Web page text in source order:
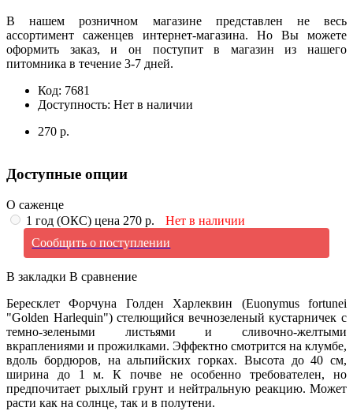
В нашем розничном магазине представлен не весь
ассортимент саженцев интернет-магазина. Но Вы можете
оформить заказ, и он поступит в магазин из нашего
питомника в течение 3-7 дней.
Код: 7681
Доступность: Нет в наличии
270 р.
Доступные опции
О саженце
1 год (ОКС) цена 270 р.
Нет в наличии
Сообщить о поступлении
В закладки В сравнение
Бересклет Форчуна Голден Харлеквин (Euonymus fortunei
"Golden Harlequin") стелющийся вечнозеленый кустарничек с
темно-зелеными листьями и сливочно-желтыми
вкраплениями и прожилками. Эффектно смотрится на клумбе,
вдоль бордюров, на альпийских горках. Высота до 40 см,
ширина до 1 м. К почве не особенно требователен, но
предпочитает рыхлый грунт и нейтральную реакцию. Может
расти как на солнце, так и в полутени.